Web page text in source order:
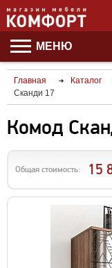
МЕНЮ
Главная Каталог
Сканди 17
Комод
Общая стоимость: 15